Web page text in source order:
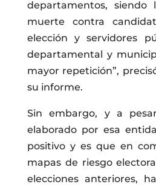
departamentos, siendo
muerte contra
elección y servidores
departamental y
mayor repetición”,
su informe.
Sin embargo, y a
elaborado por esa
positivo y es que en
mapas de riesgo
elecciones anteriores,